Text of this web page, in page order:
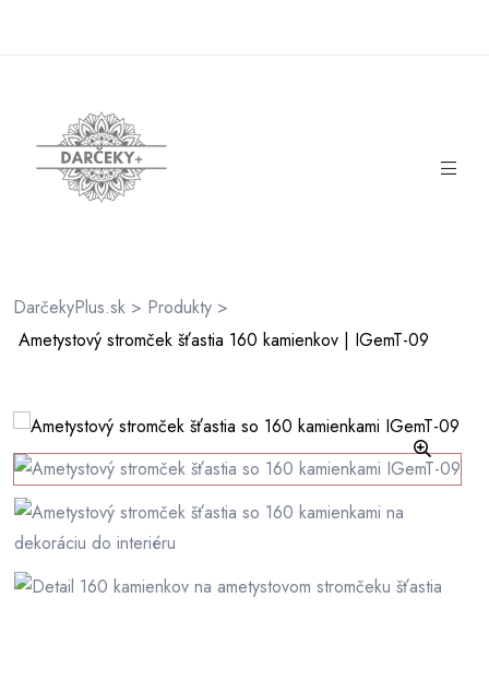
DarčekyPlus.sk > Produkty >
Ametystový stromček šťastia 160 kamienkov | IGemT-09
🔍